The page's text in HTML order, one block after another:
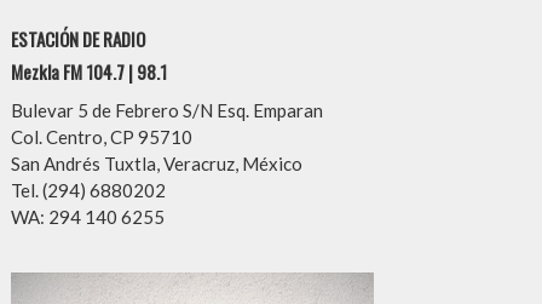
ESTACIÓN DE RADIO
Mezkla FM 104.7 | 98.1
Bulevar 5 de Febrero S/N Esq. Emparan
Col. Centro, CP 95710
San Andrés Tuxtla, Veracruz, México
Tel. (294) 6880202
WA: 294 140 6255